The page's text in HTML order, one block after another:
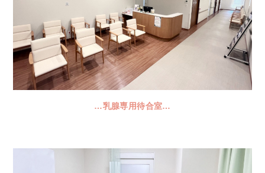
…乳腺専用待合室…